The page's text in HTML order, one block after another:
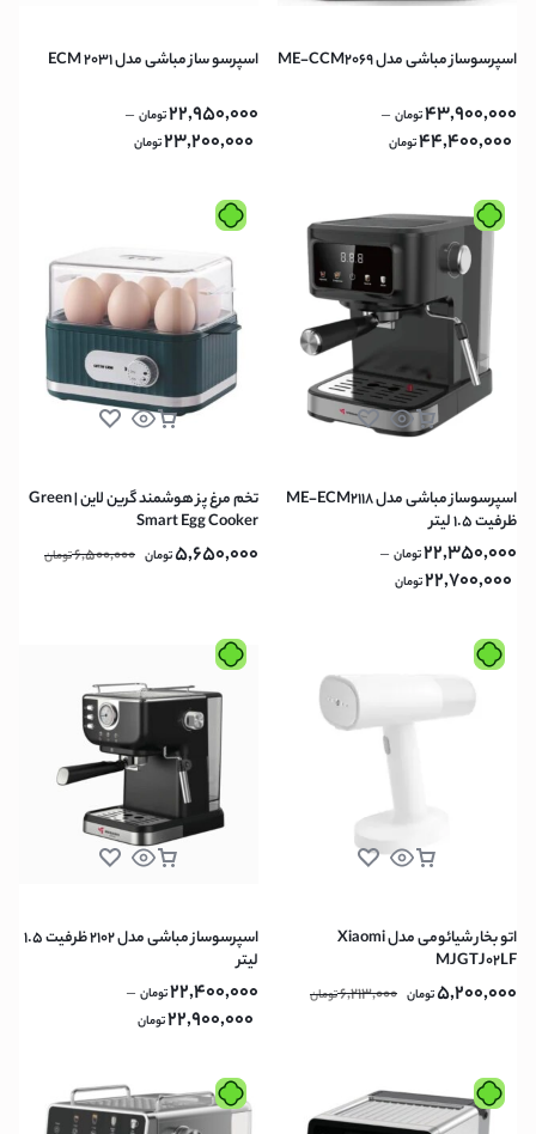
اسپرسوساز مباشی مدل ME-CCM2069
43,900,000تومان –
44,400,000تومان
اسپرسو ساز مباشی مدل ECM 2031
22,950,000تومان –
23,200,000تومان
اسپرسوساز مباشی مدل ME-ECM2118
ظرفیت ۱.۵ لیتر
22,350,000تومان –
22,700,000تومان
تخم مرغ پز هوشمند گرین لاین | Green
Smart Egg Cooker
5,650,000تومان 6,500,000تومان
اتو بخار شیائومی مدل Xiaomi
MJGTJ02LF
5,200,000تومان 6,213,000تومان
اسپرسوساز مباشی مدل 2102 ظرفیت ۱.۵
لیتر
22,400,000تومان –
22,900,000تومان